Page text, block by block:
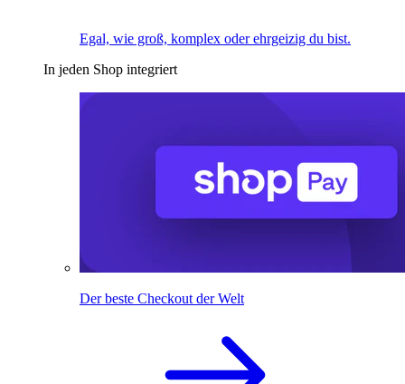
Egal, wie groß, komplex oder ehrgeizig du bist.
In jeden Shop integriert
Der beste Checkout der Welt